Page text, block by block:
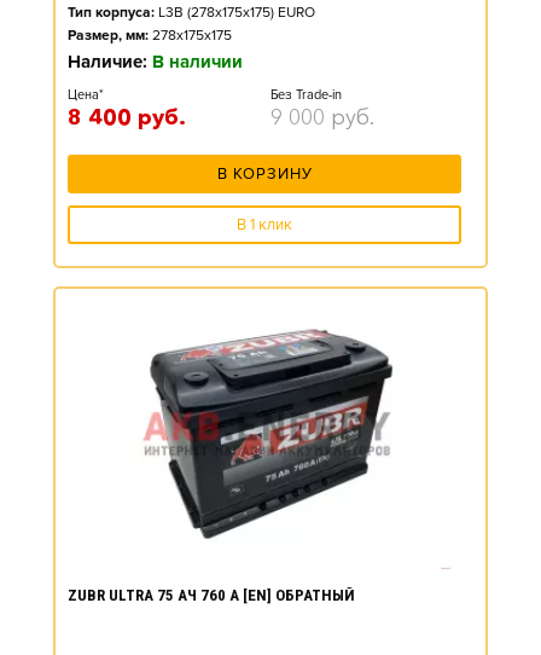
Тип корпуса: L3B (278x175x175) EURO
Размер, мм: 278x175x175
Наличие: В наличии
Цена*
8 400 руб.
Без Trade-in
9 000 руб.
В КОРЗИНУ
В 1 клик
ZUBR ULTRA 75 АЧ 760 А [EN] ОБРАТНЫЙ